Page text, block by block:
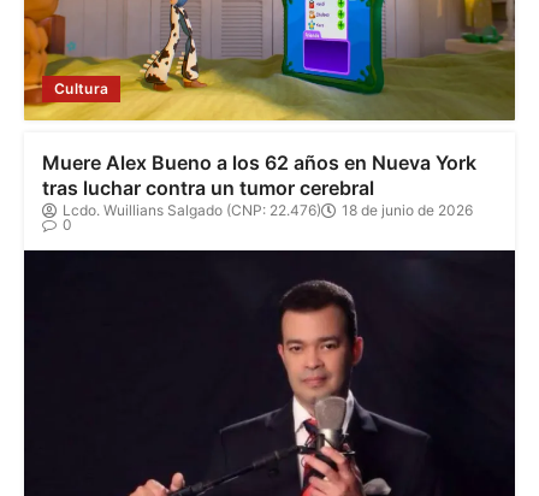
Cultura
Muere Alex Bueno a los 62 años en Nueva York
tras luchar contra un tumor cerebral
Lcdo. Wuillians Salgado (CNP: 22.476)
18 de junio de 2026
0